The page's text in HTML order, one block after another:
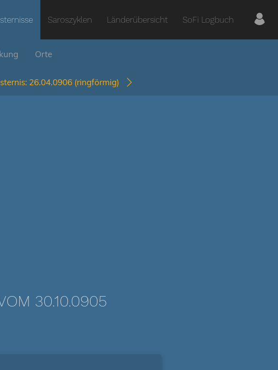
Saroszyklen Länderübersicht SoFi Logbuch
Orte
26.04.0906 (ringförmig)
30.10.0905